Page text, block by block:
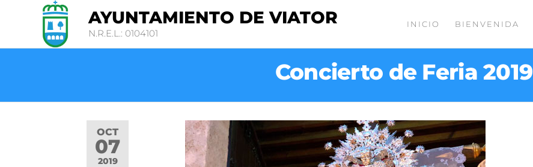
AYUNTAMIENTO DE VIATOR
N.R.E.L.: 0104101
INICIO BIENVENIDA
Concierto de Feria 2019
OCT
07
2019